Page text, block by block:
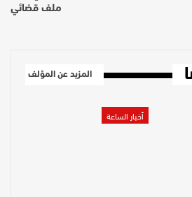
ملف قضائي
المزيد عن المؤلف
أخبار الساعة